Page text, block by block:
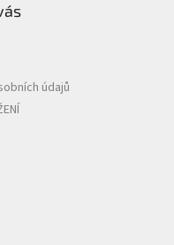
údajů